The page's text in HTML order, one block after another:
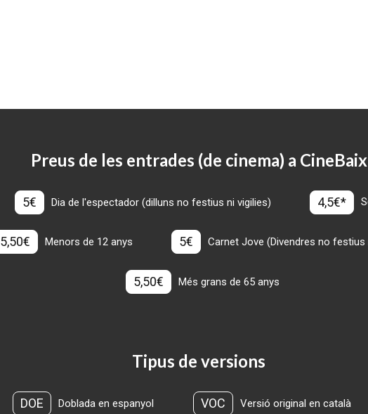
Preus de les entrades (de cinema) a CineBaix
5€ Dia de l'espectador (dilluns no festius ni vigilies) 4,5€*
5,50€ Menors de 12 anys 5€ Carnet Jove (Divendres no festius
5,50€ Més grans de 65 anys
Tipus de versions
DOE Doblada en espanyol VOC Versió original en català